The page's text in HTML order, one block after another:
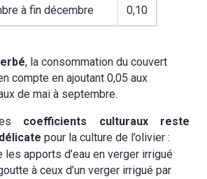
à fin décembre 0,10
, la consommation du couvert
compte en ajoutant 0,05 aux
de mai à septembre.
coefficients culturaux reste
pour la culture de l’olivier :
les apports d’eau en verger irrigué
à ceux d’un verger irrigué par